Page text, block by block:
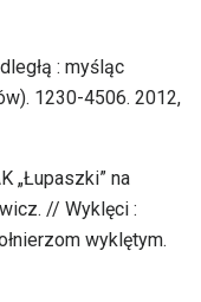
: myśląc
1230-4506. 2012,
„Łupaszki” na
// Wyklęci :
wyklętym.